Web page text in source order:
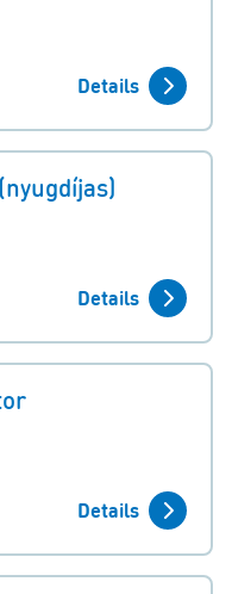
Details
Details
Details